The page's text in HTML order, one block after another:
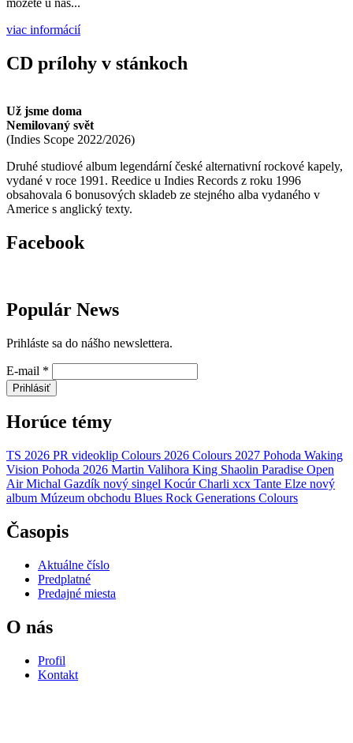
môžete u nás...
viac informácií
CD prílohy v stánkoch
Už jsme doma
Nemilovaný svět
(Indies Scope 2022/2026)
Druhé studiové album legendární české alternativní rockové kapely,
vydané v roce 1991. Reedice u Indies Records z roku 1996
obsahovala 6 bonusových skladeb ze stejného alba vydaného v
Americe s anglický texty.
Facebook
Populár News
Prihláste sa do nášho newslettera.
E-mail *
Prihlásiť
Horúce témy
TS 2026 PR videoklip Colours 2026 Colours 2027 Pohoda Waking
Vision Pohoda 2026 Martin Valihora King Shaolin Paradise Open
Air Michal Gazdík nový singel Kocúr Charli xcx Tante Elze nový
album Múzeum obchodu Blues Rock Generations Colours
Časopis
Aktuálne číslo
Predplatné
Predajné miesta
O nás
Profil
Kontakt